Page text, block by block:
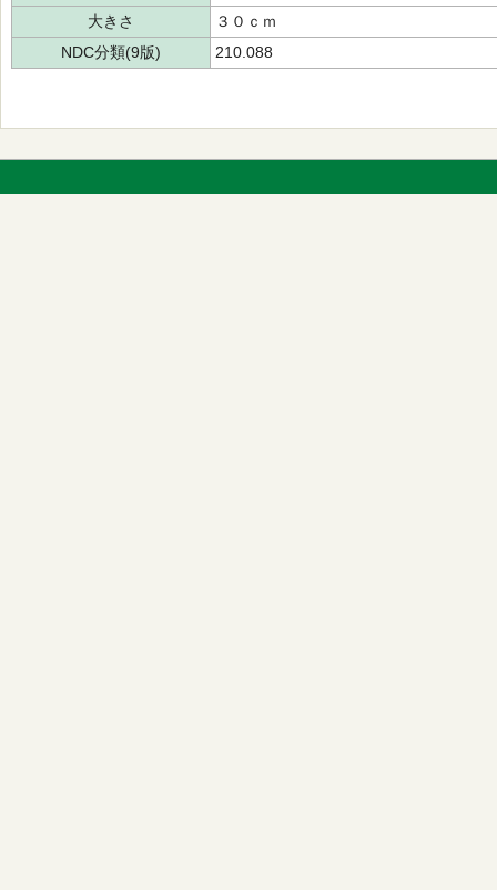
大きさ
３０ｃｍ
NDC分類(9版)
210.088